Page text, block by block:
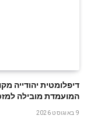
דיפלומטית יהודייה
המועמדת מובילה
9 באוגוסט 2026